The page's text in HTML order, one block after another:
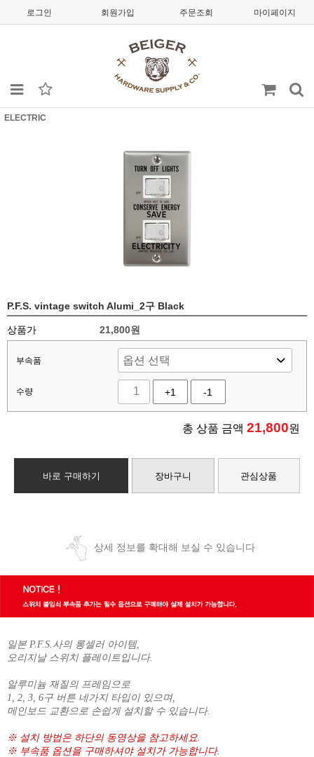
로그인 회원가입 주문조회 마이페이지
ELECTRIC
P.F.S. vintage switch Alumi_2구 Black
상품가 21,800원
부속품
수량 +1 -1
총 상품 금액 21,800원
바로 구매하기 장바구니 관심상품
상세 정보를 확대해 보실 수 있습니다
일본 P.F.S.사의 롱셀러 아이템,
오리지날 스위치 플레이트입니다.
알루미늄 재질의 프레임으로
1, 2, 3, 6구 버튼 네가지 타입이 있으며,
메인보드 교환으로 손쉽게 설치할 수 있습니다.
※ 설치 방법은 하단의 동영상을 참고하세요.
※ 부속품 옵션을 구매하셔야 설치가 가능합니다.